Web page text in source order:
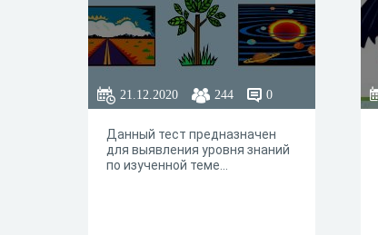
21.12.2020 244 0
Данный тест предназначен
для выявления уровня знаний
по изученной теме...